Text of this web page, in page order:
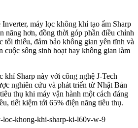
máy lọc không khí tạo ẩm Sharp
hơn, đồng thời góp phần điều chỉnh
tối thiểu, đảm bảo không gian yên tĩnh và
cuộc sống sinh hoạt hay không gian làm
khí Sharp này với công nghệ J-Tech
nghiên cứu và phát triển từ Nhật Bản
thụ khi máy vận hành một cách đáng
tiết kiệm tới 65% điện năng tiêu thụ.